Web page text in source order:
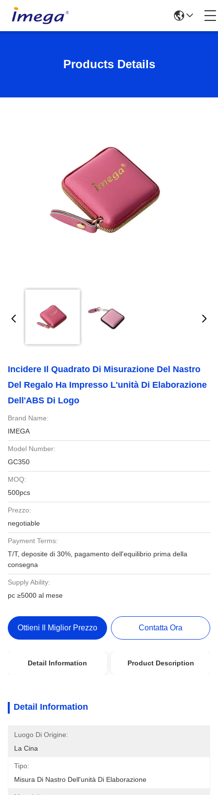
Products Details
Incidere Il Quadrato Di Misurazione Del Nastro
Del Regalo Ha Impresso L'unità Di Elaborazione
Dell'ABS Di Logo
Brand Name:
IMEGA
Model Number:
GC350
MOQ:
500pcs
Prezzo:
negotiable
Payment Terms:
T/T, deposite di 30%, pagamento dell'equilibrio prima della
consegna
Supply Ability:
pc ≥5000 al mese
Ottieni Il Miglior Prezzo Contatta Ora
Detail Information Product Description
Detail Information
Luogo Di Origine:
La Cina
Tipo:
Misura Di Nastro Dell'unità Di Elaborazione